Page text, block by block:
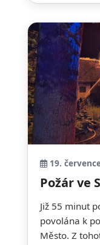
19.
Požár ve
Již 55 minut
povolána k
Město. Z